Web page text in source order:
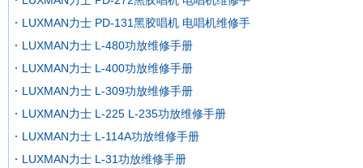
LUXMAN力士 PD-131黑胶唱机 电唱机维修手
LUXMAN力士 L-480功放维修手册
LUXMAN力士 L-400功放维修手册
LUXMAN力士 L-309功放维修手册
LUXMAN力士 L-225 L-235功放维修手册
LUXMAN力士 L-114A功放维修手册
LUXMAN力士 L-31功放维修手册